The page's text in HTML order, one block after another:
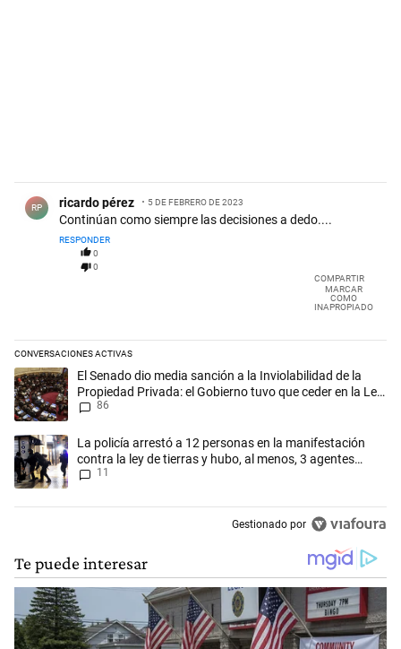
RP ricardo pérez 5 DE FEBRERO DE 2023
Continúan como siempre las decisiones a dedo....
RESPONDER
0
0
COMPARTIR
MARCAR
COMO
INAPROPIADO
CONVERSACIONES ACTIVAS
Este listado muestra los artículos con más comentarios en los
Un artículo de tendencia con el título "El Senado dio media sanción a
El Senado dio media sanción a la Inviolabilidad de la
Propiedad Privada: el Gobierno tuvo que ceder en la Ley
del Manejo del Fuego
86
Un artículo de tendencia con el título "La policía arrestó a 12
La policía arrestó a 12 personas en la manifestación
contra la ley de tierras y hubo, al menos, 3 agentes
heridos
11
Gestionado por